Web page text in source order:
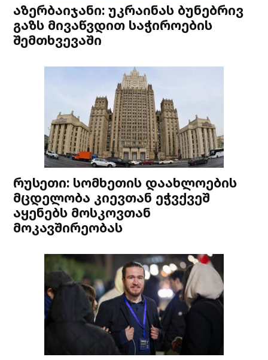
აზერბაიჯანი: უკრაინას ბუნებრივ
გაზს მივაწვდით საჭიროების
შემთხვევაში
რუსეთი: სომხეთის დაახლოების
მცდელობა კიევთან ეჭვქვეშ
აყენებს მოსკოვთან
მოკავშირეობას